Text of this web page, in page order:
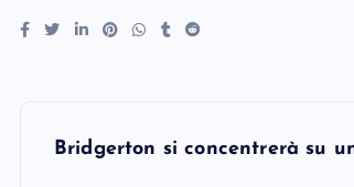
Bridgerton si concentrerà su